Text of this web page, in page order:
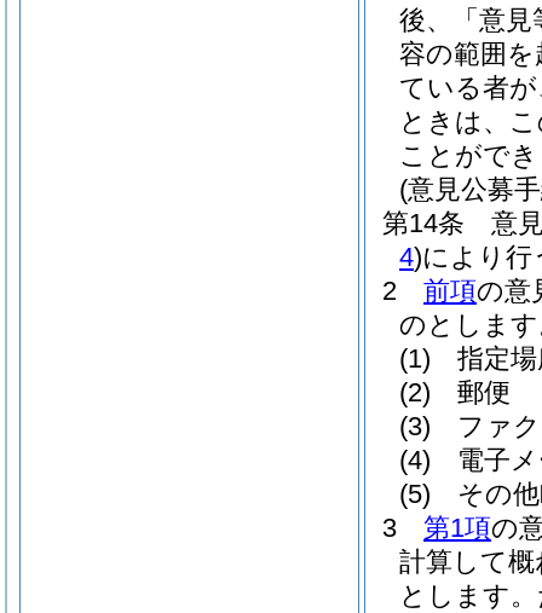
後、「意
容の範囲
ている者
ときは、
ことがで
(意見公募
第14条
意
4)により行
2
前項の意
のとしま
(1)
指定
(2)
郵便
(3)
ファ
(4)
電子
(5)
その
3
第1項の
計算して
とします。